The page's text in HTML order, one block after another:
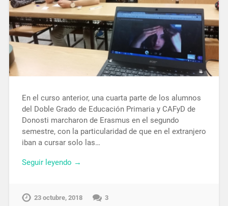
En el curso anterior, una cuarta parte de los alumnos
del Doble Grado de Educación Primaria y CAFyD de
Donosti marcharon de Erasmus en el segundo
semestre, con la particularidad de que en el extranjero
iban a cursar solo las…
Seguir leyendo →
23 octubre, 2018 3